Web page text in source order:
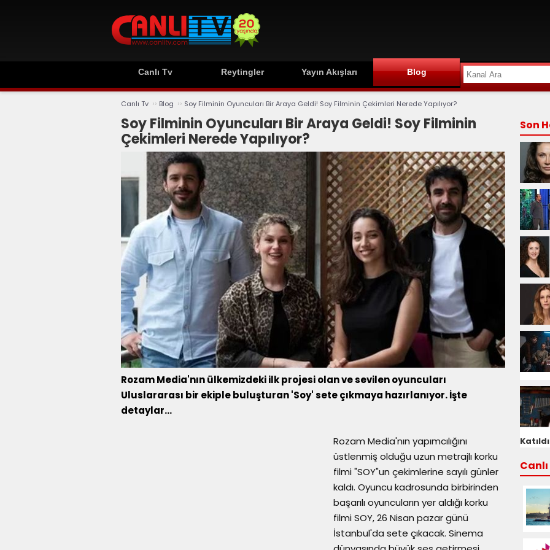
Canlı Tv Reytingler Yayın Akışları Blog
Canlı Tv ›› Blog ›› Soy Filminin Oyuncuları Bir Araya Geldi! Soy Filminin Çekimleri Nerede Yapılıyor?
Soy Filminin Oyuncuları Bir Araya Geldi! Soy Filminin
Çekimleri Nerede Yapılıyor?
Rozam Media'nın ülkemizdeki ilk projesi olan ve sevilen oyuncuları
Uluslararası bir ekiple buluşturan 'Soy' sete çıkmaya hazırlanıyor. İşte
detaylar...
Rozam Media'nın yapımcılığını
üstlenmiş olduğu uzun metrajlı korku
filmi "SOY"un çekimlerine sayılı günler
kaldı. Oyuncu kadrosunda birbirinden
başarılı oyuncuların yer aldığı korku
filmi SOY, 26 Nisan pazar günü
İstanbul'da sete çıkacak. Sinema
Son